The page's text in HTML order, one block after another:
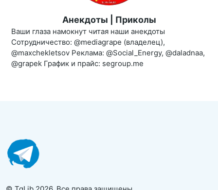
Анекдоты | Приколы
Ваши глаза намокнут читая наши анекдоты
Сотрудничество: @mediagrape (владелец),
@maxchekletsov Реклама: @Social_Energy, @daladnaa,
@grapek График и прайс: segroup.me